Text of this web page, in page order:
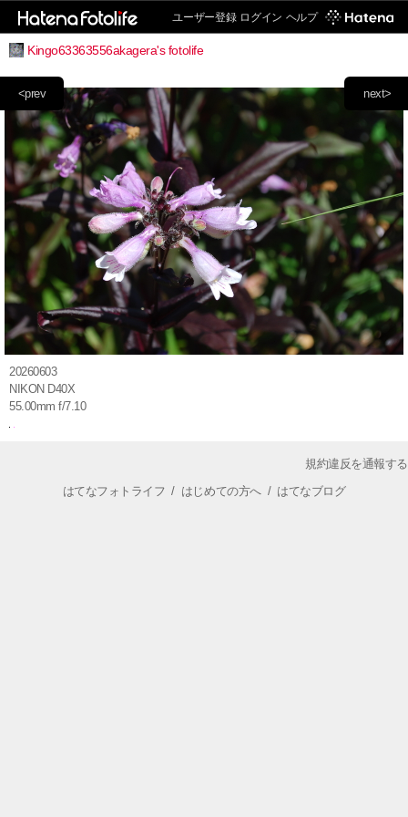
ユーザー登録 ログイン ヘルプ
Kingo63363556akagera's fotolife
next>
<prev
20260603
NIKON D40X
55.00mm f/7.10
規約違反を通報する
はてなフォトライフ / はじめての方へ/ はてなブログ